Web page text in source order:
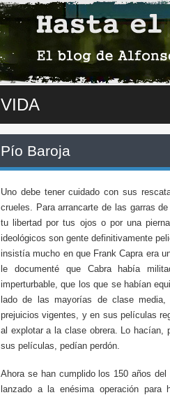
VIDA
Pío Baroja
Uno debe tener cuidado con sus
crueles. Para arrancarte de las garras
tu libertad por tus ojos o por una
ideológicos son gente definitivamente
insistía mucho en que Frank Capra era
le documenté que Cabra había
imperturbable, que los que se habían
lado de las mayorías de clase
prejuicios vigentes, y en sus películas
al explotar a la clase obrera. Lo hacían,
sus películas, pedían perdón.
Ahora se han cumplido los 150 años
lanzado a la enésima operación para